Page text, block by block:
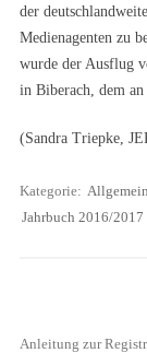
der
Medienagenten zu
wurde der Ausflug
in Biberach, dem
(Sandra Triepke,
Kategorie: Allgemein
Jahrbuch 2016/2017
Anleitung zur